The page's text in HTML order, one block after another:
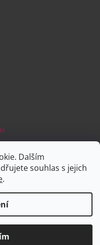
Dalším
souhlas s jejich
.